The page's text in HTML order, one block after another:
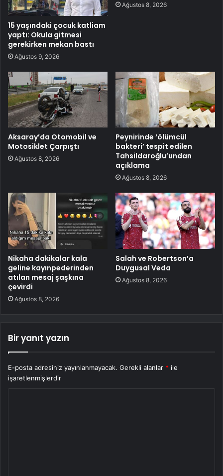
15 yaşındaki çocuk katliam
yaptı: Okula gitmesi
gerekirken mekan bastı
Ağustos 9, 2026
Ağustos 8, 2026
Aksaray’da Otomobil ve
Motosiklet Çarpıştı
Ağustos 8, 2026
Peynirinde ‘ölümcül
bakteri’ tespit edilen
Tahsildaroğlu’undan
açıklama
Ağustos 8, 2026
Nikaha dakikalar kala
geline kayınpederinden
atılan mesaj şaşkına
çevirdi
Ağustos 8, 2026
Salah ve Robertson’a
Duygusal Veda
Ağustos 8, 2026
Bir yanıt yazın
E-posta adresiniz yayınlanmayacak. Gerekli alanlar * ile
işaretlenmişlerdir